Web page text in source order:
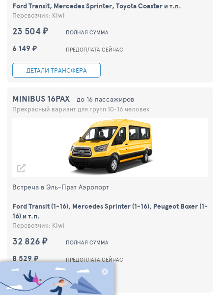
23 504 ₽ ПОЛНАЯ СУММА
6 149 ₽ ПРЕДОПЛАТА СЕЙЧАС
ДЕТАЛИ ТРАНСФЕРА
Ford Transit, Mercedes Sprinter, Toyota Coaster и т.п.
Перевозчик: Kiwi
32 826 ₽ ПОЛНАЯ СУММА
8 529 ₽ ПРЕДОПЛАТА СЕЙЧАС
ДЕТАЛИ ТРАНСФЕРА
Встреча в Эль-Прат Аэропорт
MINIBUS 16PAX до 16 пассажиров
Прекрасный вариант для групп 10-16 человек
Ford Transit (1-16), Mercedes Sprinter (1-16), Peugeot Boxer (1-
16) и т.п.
Перевозчик: Kiwi